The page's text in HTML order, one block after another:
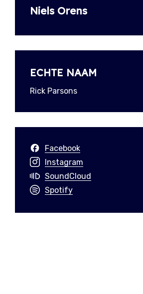
Niels Orens
ECHTE NAAM
Rick Parsons
Facebook
Instagram
SoundCloud
Spotify